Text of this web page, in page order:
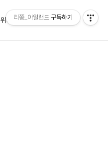
위치로그 방명록
리쫑_아일랜드 구독하기